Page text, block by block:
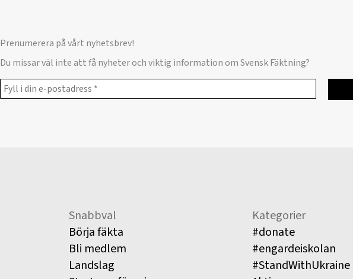
Prenumerera på vårt nyhetsbrev!
Du missar väl inte att få nyheter och viktig information om Svensk Fäktning?
Snabbval
Börja fäkta
Bli medlem
Landslag
Kategorier
#donate
#engardeiskolan
#StandWithUkraine